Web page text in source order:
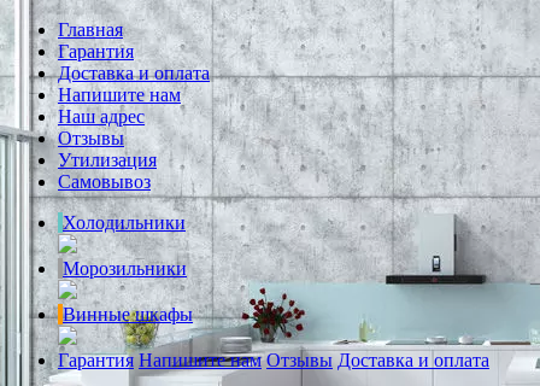
Главная
Гарантия
Доставка и оплата
Напишите нам
Наш адрес
Отзывы
Утилизация
Самовывоз
Холодильники
Морозильники
Винные шкафы
Гарантия Напишите нам Отзывы Доставка и оплата